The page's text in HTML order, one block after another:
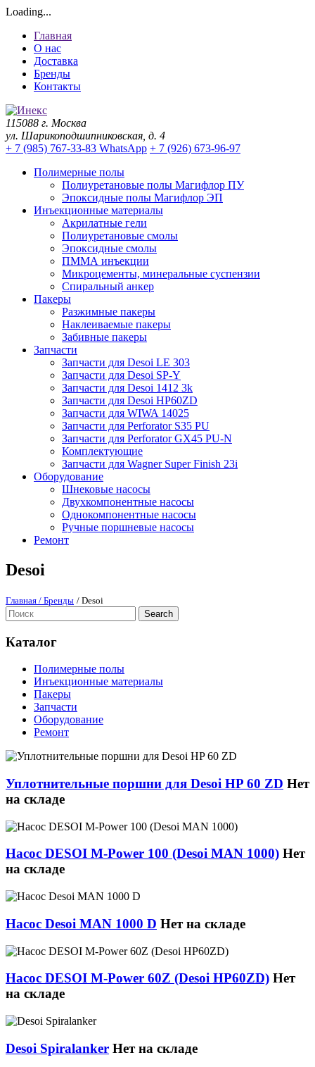
Loading...
Главная
О нас
Доставка
Бренды
Контакты
115088 г. Москва
ул. Шарикоподшипниковская, д. 4
+ 7 (985) 767-33-83 WhatsApp + 7 (926) 673-96-97
Полимерные полы
Полиуретановые полы Магифлор ПУ
Эпоксидные полы Магифлор ЭП
Инъекционные материалы
Акрилатные гели
Полиуретановые смолы
Эпоксидные смолы
ПММА инъекции
Микроцементы, минеральные суспензии
Спиральный анкер
Пакеры
Разжимные пакеры
Наклеиваемые пакеры
Забивные пакеры
Запчасти
Запчасти для Desoi LE 303
Запчасти для Desoi SP-Y
Запчасти для Desoi 1412 3k
Запчасти для Desoi HP60ZD
Запчасти для WIWA 14025
Запчасти для Perforator S35 PU
Запчасти для Perforator GX45 PU-N
Комплектующие
Запчасти для Wagner Super Finish 23i
Оборудование
Шнековые насосы
Двухкомпонентные насосы
Однокомпонентные насосы
Ручные поршневые насосы
Ремонт
Desoi
Главная / Бренды / Desoi
Каталог
Полимерные полы
Инъекционные материалы
Пакеры
Запчасти
Оборудование
Ремонт
Уплотнительные поршни для Desoi HP 60 ZD Нет
на складе
Насос DESOI M-Power 100 (Desoi MAN 1000) Нет
на складе
Насос Desoi MAN 1000 D Нет на складе
Насос DESOI M-Power 60Z (Desoi HP60ZD) Нет
на складе
Desoi Spiralanker Нет на складе